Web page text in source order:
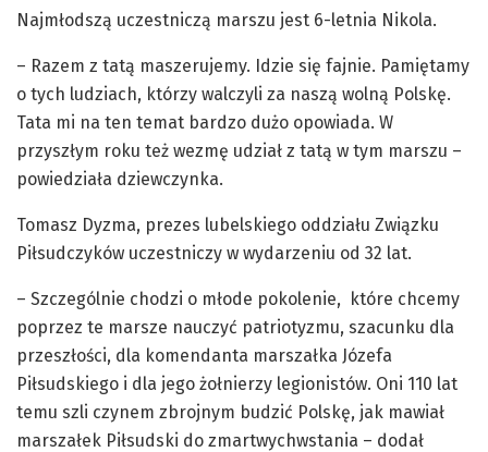
Najmłodszą uczestniczą marszu jest 6-letnia Nikola.
– Razem z tatą maszerujemy. Idzie się fajnie. Pamiętamy
o tych ludziach, którzy walczyli za naszą wolną Polskę.
Tata mi na ten temat bardzo dużo opowiada. W
przyszłym roku też wezmę udział z tatą w tym marszu –
powiedziała dziewczynka.
Tomasz Dyzma, prezes lubelskiego oddziału Związku
Piłsudczyków uczestniczy w wydarzeniu od 32 lat.
– Szczególnie chodzi o młode pokolenie, które chcemy
poprzez te marsze nauczyć patriotyzmu, szacunku dla
przeszłości, dla komendanta marszałka Józefa
Piłsudskiego i dla jego żołnierzy legionistów. Oni 110 lat
temu szli czynem zbrojnym budzić Polskę, jak mawiał
marszałek Piłsudski do zmartwychwstania – dodał